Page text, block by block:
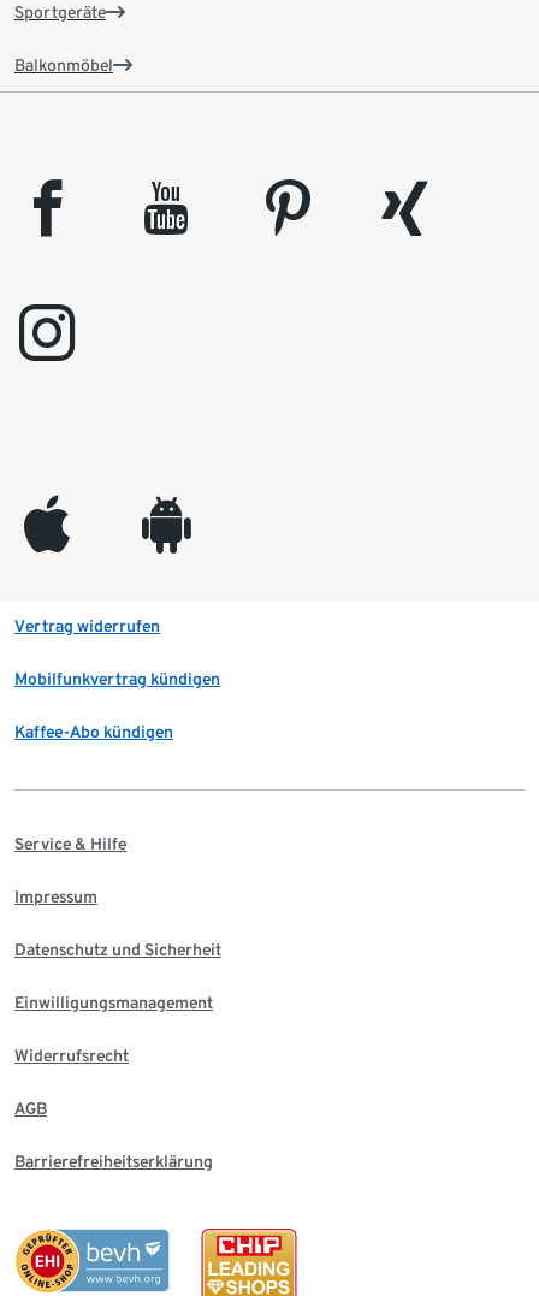
Sportgeräte
Balkonmöbel
facebook youtube pinterest
xing
instagram
appleinc android
Vertrag widerrufen
Mobilfunkvertrag kündigen
Kaffee-Abo kündigen
Service & Hilfe
Impressum
Datenschutz und Sicherheit
Einwilligungsmanagement
Widerrufsrecht
AGB
Barrierefreiheitserklärung